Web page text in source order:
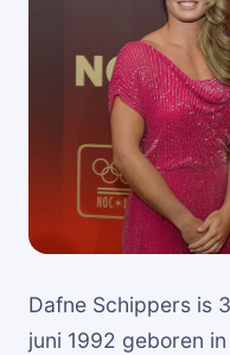
Dafne Schippers is
juni 1992 geboren